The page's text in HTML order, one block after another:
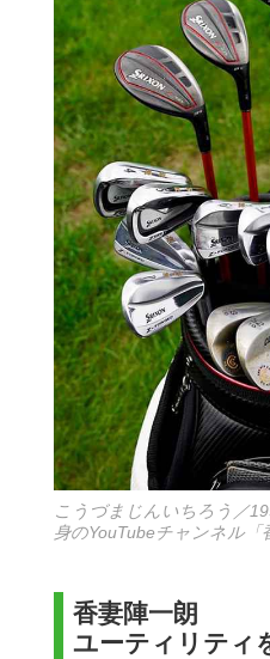
こうづまじんいちろう／
身のYouTubeチャンネル「
香妻陣一朗
ユーティリティ